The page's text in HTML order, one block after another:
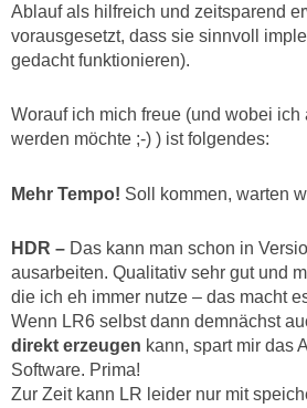
Ablauf als hilfreich und zeitsparend
vorausgesetzt, dass sie sinnvoll
gedacht funktionieren).
Worauf ich mich freue (und wobei ich
werden möchte ;-) ) ist folgendes:
Mehr Tempo! Soll kommen, warten
HDR – Das kann man schon in
ausarbeiten. Qualitativ sehr gut und
die ich eh immer nutze – das macht
Wenn LR6 selbst dann demnächst
direkt erzeugen kann, spart mir das
Software. Prima!
Zur Zeit kann LR leider nur mit